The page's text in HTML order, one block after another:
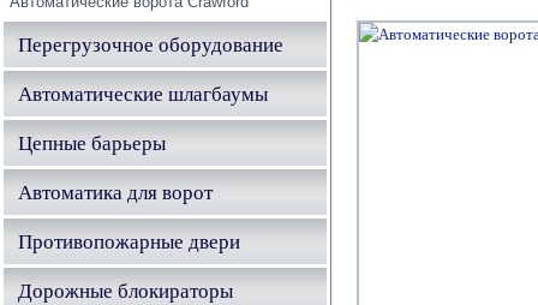
Перегрузочное оборудование
Автоматические шлагбаумы
Цепные барьеры
Автоматика для ворот
Противопожарные двери
Дорожные блокираторы